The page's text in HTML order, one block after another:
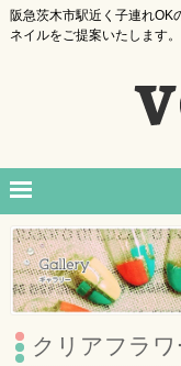
阪急茨木市駅近く子連れOK
ネイルをご提案いたします。
クリアフラワ